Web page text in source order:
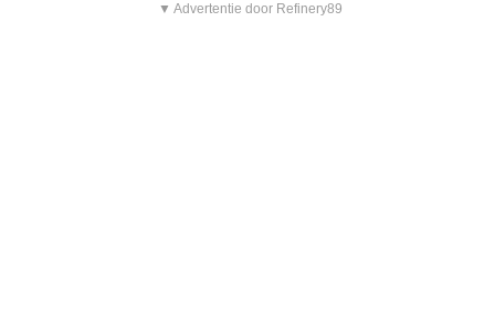
▼ Advertentie door Refinery89